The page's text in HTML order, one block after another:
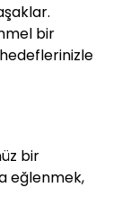
bir
hedeflerinizle
bir
eğlenmek,